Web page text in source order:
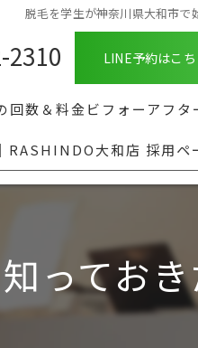
脱毛を学生が神奈川県大和市で
2310 LINE予約はこち
毛対策ならRASHINDO大和店
ン対応
回数＆料金
脱毛部位5種
ビフォーアフタ
RASHINDO大和店 採用ペ
ってお